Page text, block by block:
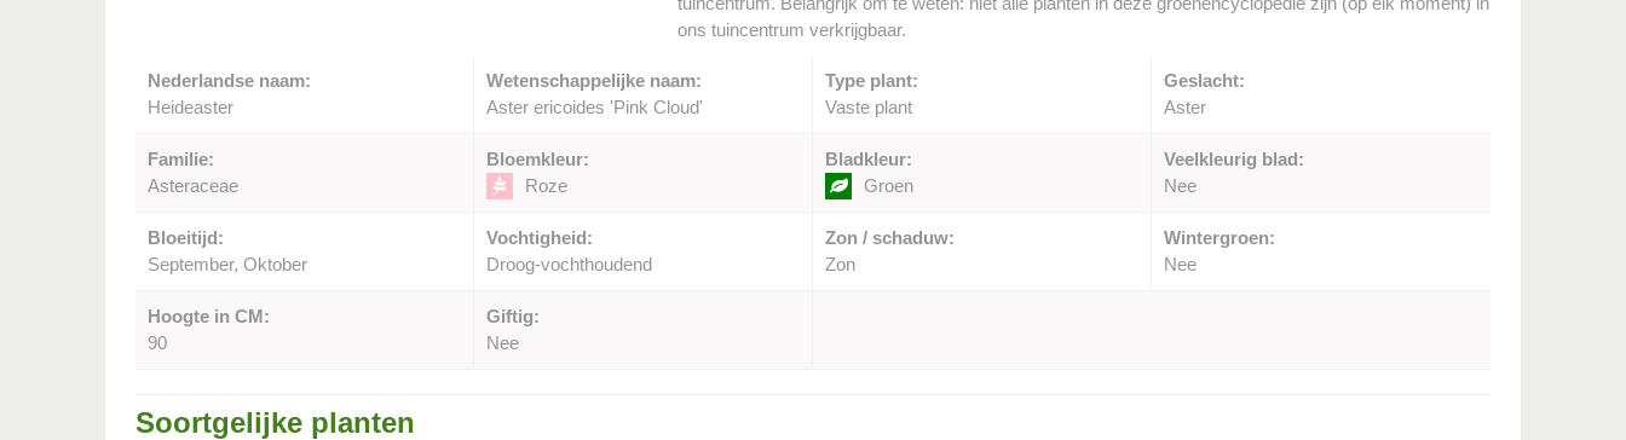
ons tuincentrum verkrijgbaar.
Nederlandse naam:
Heideaster
Wetenschappelijke naam:
Aster ericoides 'Pink Cloud'
Type plant:
Vaste plant
Geslacht:
Aster
Familie:
Asteraceae
Bloemkleur:
Roze
Bladkleur:
Groen
Veelkleurig blad:
Nee
Bloeitijd:
September, Oktober
Vochtigheid:
Droog-vochthoudend
Zon / schaduw:
Zon
Wintergroen:
Nee
Hoogte in CM:
90
Giftig:
Nee
Soortgelijke planten